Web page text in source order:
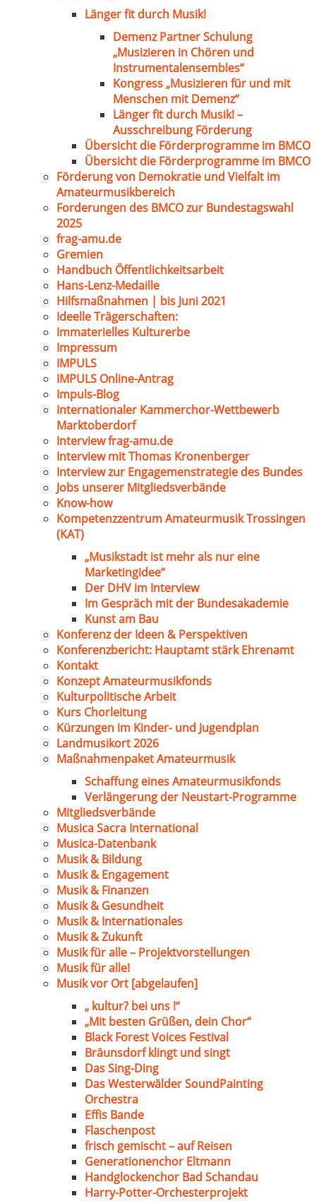
Länger fit durch Musik!
Demenz Partner Schulung
„Musizieren in Chören und
Instrumentalensembles“
Kongress „Musizieren für und mit
Menschen mit Demenz“
Länger fit durch Musik! –
Ausschreibung Förderung
Übersicht die Förderprogramme im BMCO
Übersicht die Förderprogramme im BMCO
Förderung von Demokratie und Vielfalt im
Amateurmusikbereich
Forderungen des BMCO zur Bundestagswahl
2025
frag-amu.de
Gremien
Handbuch Öffentlichkeitsarbeit
Hans-Lenz-Medaille
Hilfsmaßnahmen | bis Juni 2021
Ideelle Trägerschaften:
Immaterielles Kulturerbe
Impressum
IMPULS
IMPULS Online-Antrag
Impuls-Blog
Internationaler Kammerchor-Wettbewerb
Marktoberdorf
Interview frag-amu.de
Interview mit Thomas Kronenberger
Interview zur Engagemenstrategie des Bundes
Jobs unserer Mitgliedsverbände
Know-how
Kompetenzzentrum Amateurmusik Trossingen
(KAT)
„Musikstadt ist mehr als nur eine
Marketingidee“
Der DHV im Interview
Im Gespräch mit der Bundesakademie
Kunst am Bau
Konferenz der Ideen & Perspektiven
Konferenzbericht: Hauptamt stärk Ehrenamt
Kontakt
Konzept Amateurmusikfonds
Kulturpolitische Arbeit
Kurs Chorleitung
Kürzungen im Kinder- und Jugendplan
Landmusikort 2026
Maßnahmenpaket Amateurmusik
Schaffung eines Amateurmusikfonds
Verlängerung der Neustart-Programme
Mitgliedsverbände
Musica Sacra International
Musica-Datenbank
Musik & Bildung
Musik & Engagement
Musik & Finanzen
Musik & Gesundheit
Musik & Internationales
Musik & Zukunft
Musik für alle – Projektvorstellungen
Musik für alle!
Musik vor Ort [abgelaufen]
„ kultur? bei uns !“
„Mit besten Grüßen, dein Chor“
Black Forest Voices Festival
Bräunsdorf klingt und singt
Das Sing-Ding
Das Westerwälder SoundPainting
Orchestra
Effis Bande
Flaschenpost
frisch gemischt – auf Reisen
Generationenchor Eltmann
Handglockenchor Bad Schandau
Harry-Potter-Orchesterprojekt